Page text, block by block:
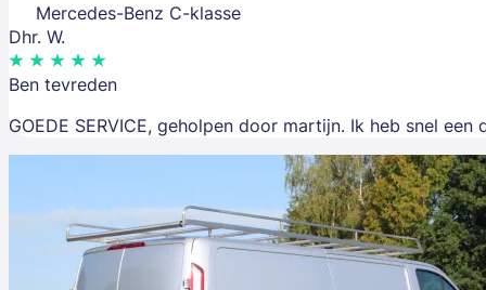
Mercedes-Benz C-klasse
Dhr. W.
Ben tevreden
GOEDE SERVICE, geholpen door martijn. Ik heb snel